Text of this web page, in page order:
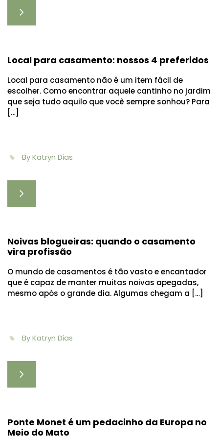
Local para casamento: nossos 4 preferidos
Local para casamento não é um item fácil de
escolher. Como encontrar aquele cantinho no jardim
que seja tudo aquilo que você sempre sonhou? Para
[…]
By Katryn Dias
Noivas blogueiras: quando o casamento
vira profissão
O mundo de casamentos é tão vasto e encantador
que é capaz de manter muitas noivas apegadas,
mesmo após o grande dia. Algumas chegam a […]
By Katryn Dias
Ponte Monet é um pedacinho da Europa no
Meio do Mato